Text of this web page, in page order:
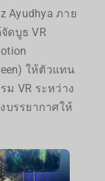
Ayudhya ภาย
ดบูธ VR
ให้ตัวแทน
VR ระหว่าง
บรรยากาศให้